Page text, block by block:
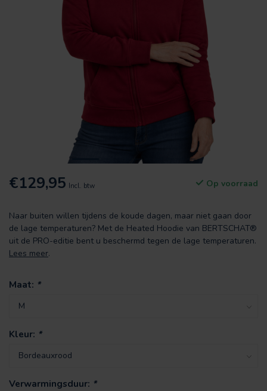
€129,95 Incl. btw Op voorraad
Naar buiten willen tijdens de koude dagen, maar niet gaan door
de lage temperaturen? Met de Heated Hoodie van BERTSCHAT®
uit de PRO-editie bent u beschermd tegen de lage temperaturen.
Lees meer.
Maat: *
Kleur: *
Verwarmingsduur: *